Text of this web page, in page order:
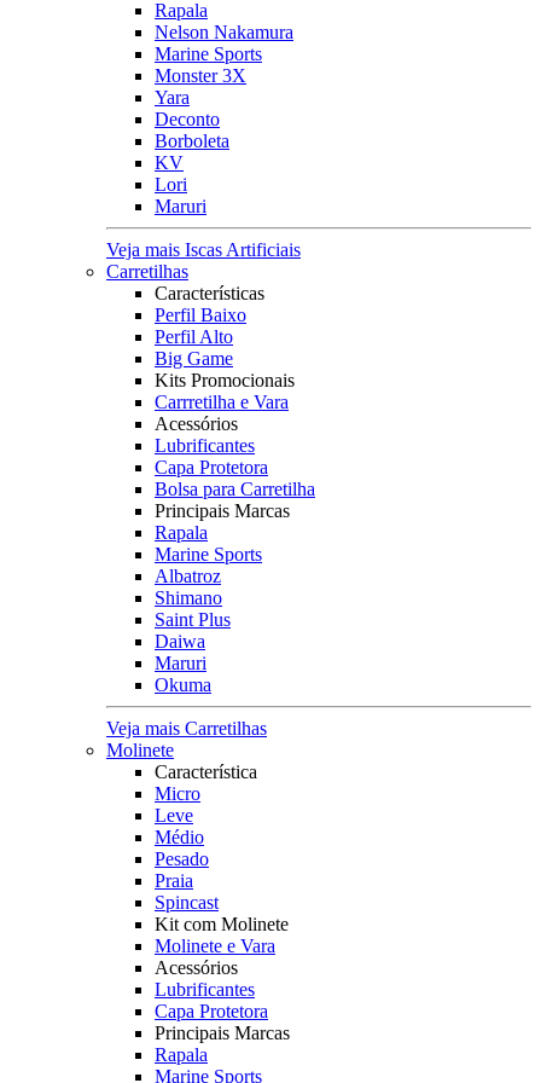
Rapala
Nelson Nakamura
Marine Sports
Monster 3X
Yara
Deconto
Borboleta
KV
Lori
Maruri
Veja mais Iscas Artificiais
Carretilhas
Características
Perfil Baixo
Perfil Alto
Big Game
Kits Promocionais
Carrretilha e Vara
Acessórios
Lubrificantes
Capa Protetora
Bolsa para Carretilha
Principais Marcas
Rapala
Marine Sports
Albatroz
Shimano
Saint Plus
Daiwa
Maruri
Okuma
Veja mais Carretilhas
Molinete
Característica
Micro
Leve
Médio
Pesado
Praia
Spincast
Kit com Molinete
Molinete e Vara
Acessórios
Lubrificantes
Capa Protetora
Principais Marcas
Rapala
Marine Sports